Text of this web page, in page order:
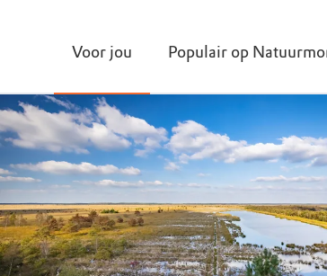
Voor jou Populair op